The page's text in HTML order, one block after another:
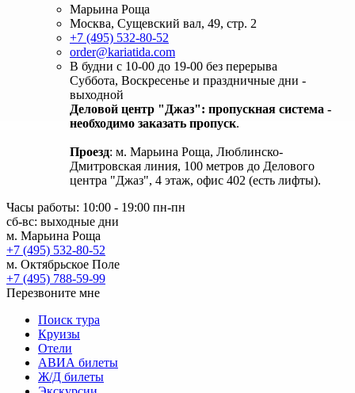
Марьина Роща
Москва, Сущевский вал, 49, стр. 2
+7 (495) 532-80-52
order@kariatida.com
В будни с 10-00 до 19-00 без перерыва
Суббота, Воскресенье и праздничные дни -
выходной
Деловой центр "Джаз": пропускная система -
необходимо заказать пропуск.
Проезд: м. Марьина Роща, Люблинско-
Дмитровская линия, 100 метров до Делового
центра "Джаз", 4 этаж, офис 402 (есть лифты).
Часы работы: 10:00 - 19:00 пн-пн
сб-вс: выходные дни
м. Марьина Роща
+7 (495) 532-80-52
м. Октябрьское Поле
+7 (495) 788-59-99
Перезвоните мне
Поиск тура
Круизы
Отели
АВИА билеты
Ж/Д билеты